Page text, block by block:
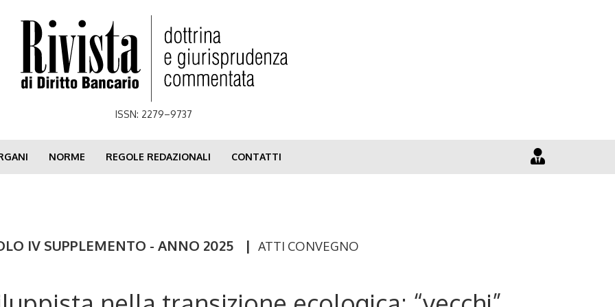
ISSN: 2279–9737
NORME REGOLE REDAZIONALI CONTATTI
IV SUPPLEMENTO - ANNO 2025 | ATTI CONVEGNO